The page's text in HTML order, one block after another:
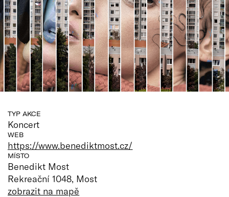
TYP AKCE
Koncert
WEB
https://www.benediktmost.cz/
MÍSTO
Benedikt Most
Rekreační 1048, Most
zobrazit na mapě